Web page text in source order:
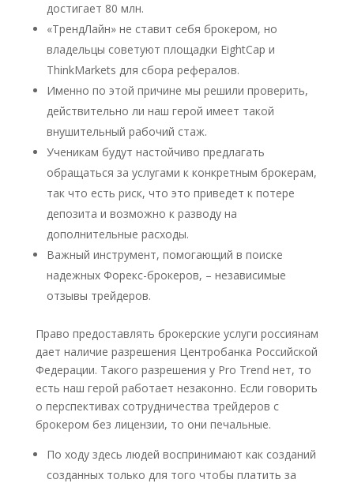
достигает 80 млн.
«ТрендЛайн» не ставит себя брокером, но
владельцы советуют площадки EightCap и
ThinkMarkets для сбора рефералов.
Именно по этой причине мы решили проверить,
действительно ли наш герой имеет такой
внушительный рабочий стаж.
Ученикам будут настойчиво предлагать
обращаться за услугами к конкретным брокерам,
так что есть риск, что это приведет к потере
депозита и возможно к разводу на
дополнительные расходы.
Важный инструмент, помогающий в поиске
надежных Форекс-брокеров, – независимые
отзывы трейдеров.
Право предоставлять брокерские услуги россиянам
дает наличие разрешения Центробанка Российской
Федерации. Такого разрешения у Pro Trend нет, то
есть наш герой работает незаконно. Если говорить
о перспективах сотрудничества трейдеров с
брокером без лицензии, то они печальные.
По ходу здесь людей воспринимают как созданий
созданных только для того чтобы платить за